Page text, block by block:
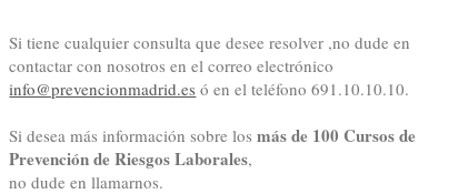
Si tiene cualquier consulta que desee resolver ,no dude en
contactar con nosotros en el correo electrónico
info@prevencionmadrid.es ó en el teléfono 691.10.10.10.
Si desea más información sobre losmás de 100 Cursos de
Prevención de Riesgos Laborales,
no dude en llamarnos.